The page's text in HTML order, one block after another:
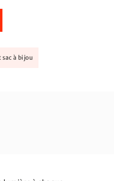
à bijou